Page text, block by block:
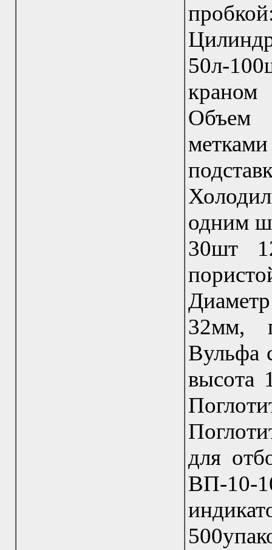
50л-
краном
Объем
одним
30шт
32мм,
Вульфа
высота
для
ВП-10-